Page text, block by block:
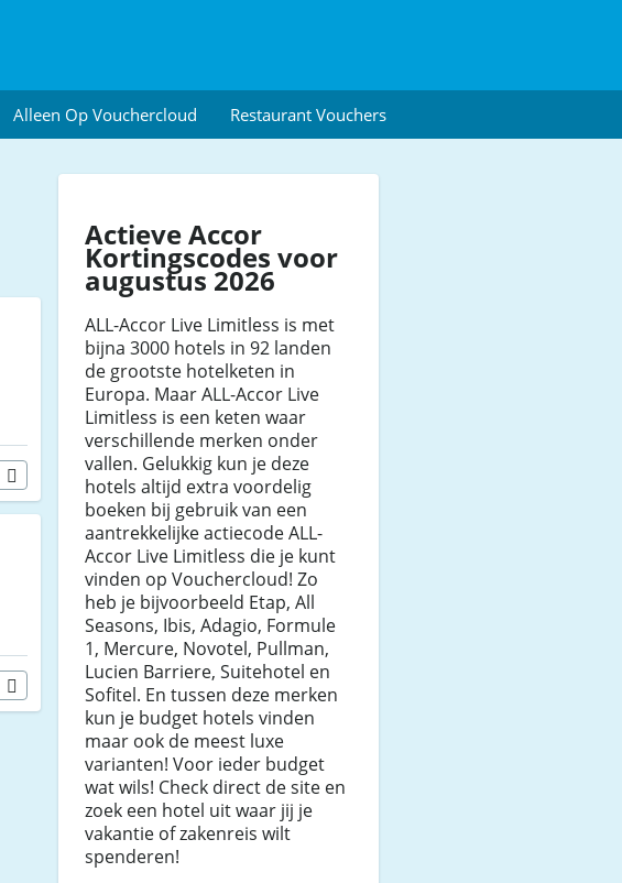
Alleen Op Vouchercloud Restaurant Vouchers
Actieve Accor
Kortingscodes voor
augustus 2026
ALL-Accor Live Limitless is met
bijna 3000 hotels in 92 landen
de grootste hotelketen in
Europa. Maar ALL-Accor Live
Limitless is een keten waar
verschillende merken onder
vallen. Gelukkig kun je deze
hotels altijd extra voordelig
boeken bij gebruik van een
aantrekkelijke actiecode ALL-
Accor Live Limitless die je kunt
vinden op Vouchercloud! Zo
heb je bijvoorbeeld Etap, All
Seasons, Ibis, Adagio, Formule
1, Mercure, Novotel, Pullman,
Lucien Barriere, Suitehotel en
Sofitel. En tussen deze merken
kun je budget hotels vinden
maar ook de meest luxe
varianten! Voor ieder budget
wat wils! Check direct de site en
zoek een hotel uit waar jij je
vakantie of zakenreis wilt
spenderen!